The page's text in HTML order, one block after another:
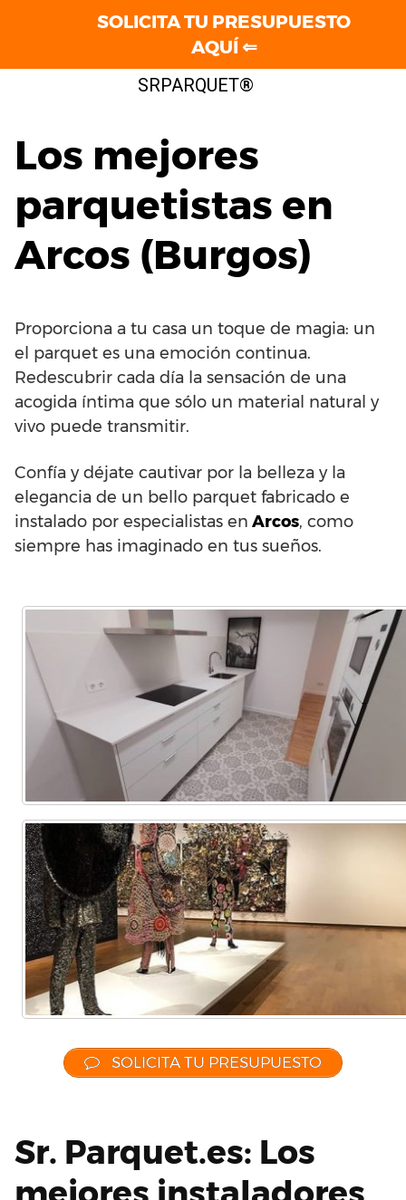
SRPARQUET®
Los mejores
parquetistas en
Arcos (Burgos)
Proporciona a tu casa un toque de magia: un
el parquet es una emoción continua.
Redescubrir cada día la sensación de una
acogida íntima que sólo un material natural y
vivo puede transmitir.
Confía y déjate cautivar por la belleza y la
elegancia de un bello parquet fabricado e
instalado por especialistas en Arcos, como
siempre has imaginado en tus sueños.
SOLICITA TU PRESUPUESTO
Sr. Parquet.es: Los
SOLICITA TU PRESUPUESTO
AQUÍ ⇐